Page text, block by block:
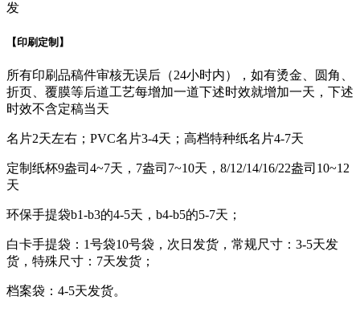
发
【印刷定制】
所有印刷品稿件审核无误后（24小时内），如有烫金、圆角、
折页、覆膜等后道工艺每增加一道下述时效就增加一天，下述
时效不含定稿当天
名片2天左右；PVC名片3-4天；高档特种纸名片4-7天
定制纸杯9盎司4~7天，7盎司7~10天，8/12/14/16/22盎司10~12
天
环保手提袋b1-b3的4-5天，b4-b5的5-7天；
白卡手提袋：1号袋10号袋，次日发货，常规尺寸：3-5天发
货，特殊尺寸：7天发货；
档案袋：4-5天发货。